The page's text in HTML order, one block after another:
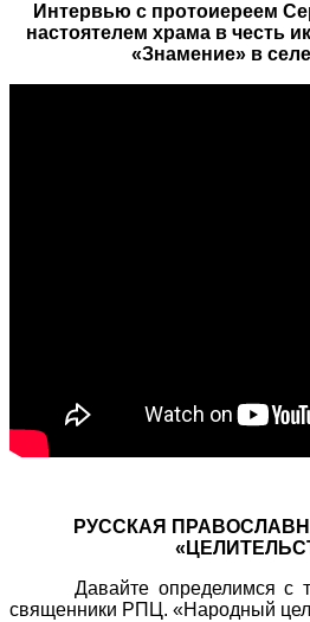
Интервью с протоиереем
настоятелем храма в честь
«Знамение» в
РУССКАЯ
Давайте определимся с
священники РПЦ. «Народный